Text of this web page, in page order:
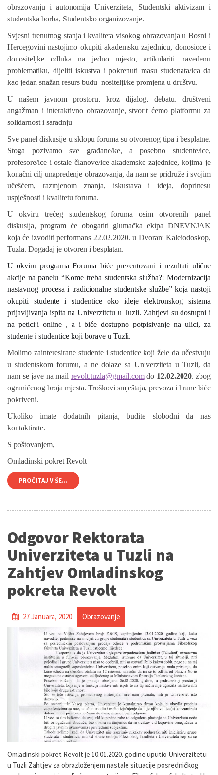
obrazovanju i autonomija Univerziteta, Studentski aktivizam i
studentska borba, Studentsko organizovanje.
Svjesni trenutnog stanja i kvaliteta visokog obrazovanja u Bosni i
Hercegovini nastojimo okupiti akademsku zajednicu, donosioce i
donositeljke odluka na jedno mjesto, artikulariti navedenu
problematiku, dijeliti iskustva i pokrenuti masu studenata/ica da
kao jedan snažan resurs budu nositelji/ke promjena u društvu.
U našem javnom prostoru, kroz dijalog, debatu, društveni
angažman i interaktivno obrazovanje, stvorit ćemo platformu za
solidarnost i saradnju.
Sve panel diskusije u sklopu foruma su otvorenog tipa i besplatne.
Stoga pozivamo sve građane/ke, a posebno studente/ice,
profesore/ice i ostale članove/ice akademske zajednice, kojima je
konačni cilj unapređenje obrazovanja, da nam se pridruže i svojim
učešćem, razmjenom znanja, iskustava i ideja, doprinesu
uspješnosti i kvalitetu foruma.
U okviru trećeg studentskog foruma osim otvorenih panel
diskusija, program će obogatiti glumačka ekipa DNEVNJAK
koja će izvoditi performans 22.02.2020. u Dvorani Kaleiodoskop,
Tuzla. Događaj je otvoren i besplatan.
U okviru programa Foruma biće prezentovani i rezultati ulične
akcije na panelu “Kome treba studentska služba?: Modernizacija
nastavnog procesa i tradicionalne studentske službe” koja nastoji
okupiti studente i studentice oko ideje elektronskog sistema
prijavljivanja ispita na Univerzitetu u Tuzli. Zahtjevi su dostupni i
na peticiji online , a i biće dostupno potpisivanje na ulici, za
studente i studentice koji borave u Tuzli.
Molimo zainteresirane studente i studentice koji žele da učestvuju
u studentskom forumu, a ne dolaze sa Univerziteta u Tuzli, da
nam se jave na mail revolt.tuzla@gmail.comdo 12.02.2020. zbog
ograničenog broja mjesta. Troškovi smještaja, prevoza i hrane biće
pokriveni.
Ukoliko imate dodatnih pitanja, budite slobodni da nas
kontaktirate.
S poštovanjem,
Omladinski pokret Revolt
PROČITAJ VIŠE...
Odgovor Rektorata
Univerziteta u Tuzli na
Zahtjev Omladinskog
pokreta Revolt
27 Januara, 2020 Obrazovanje
Omladinski pokret Revolt je 10.01.2020. godine uputio Univerzitetu
u Tuzli Zahtjev za obrazloženjem nastale situacije posredničkog